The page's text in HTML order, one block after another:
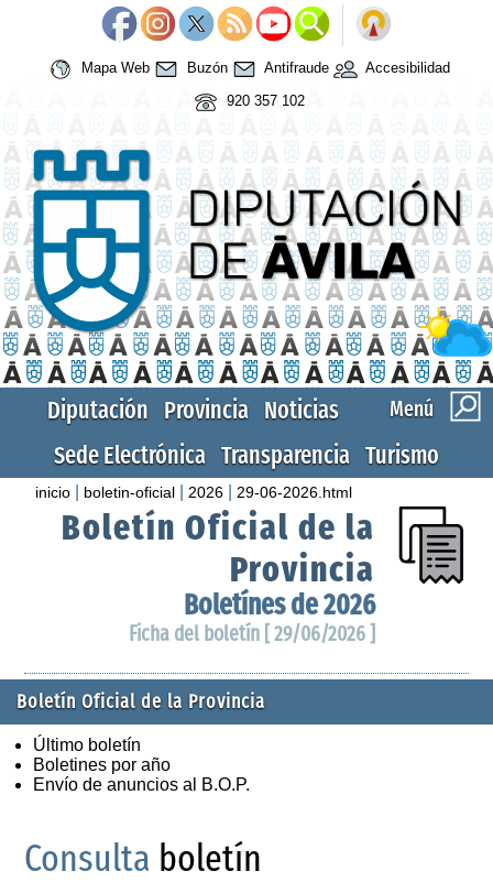
Mapa Web Buzón Antifraude
Accesibilidad
920 357 102
Menú
Diputación Provincia Noticias
Sede Electrónica Transparencia Turismo
inicio boletin-oficial 2026 29-06-2026.html
Boletín Oficial de la
Provincia
Boletínes de 2026
Ficha del boletín [ 29/06/2026 ]
Boletín Oficial de la Provincia
Último boletín
Boletines por año
Envío de anuncios al B.O.P.
Consulta boletín